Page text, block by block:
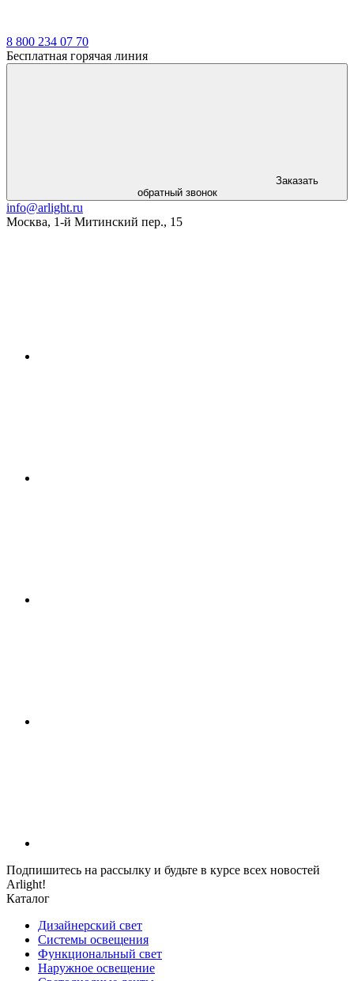
8 800 234 07 70
Бесплатная горячая линия
Заказать
обратный звонок
info@arlight.ru
Москва, 1-й Митинский пер., 15
Подпишитесь на рассылку и будьте в курсе всех новостей
Arlight!
Каталог
Дизайнерский свет
Системы освещения
Функциональный свет
Наружное освещение